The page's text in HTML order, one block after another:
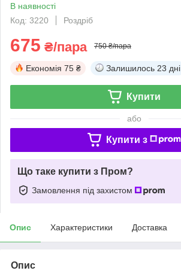
В наявності
Код: 3220
Роздріб
675 ₴/пара 750 ₴/пара
Економія 75 ₴ Залишилось 23 дні
Купити
або
Купити з
Що таке купити з Пром?
Замовлення під захистом
Опис Характеристики Доставка
Опис